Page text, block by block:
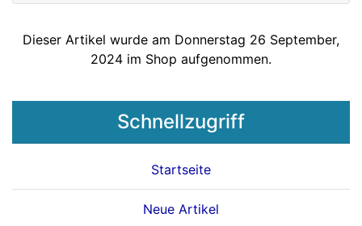
Dieser Artikel wurde am Donnerstag 26 September,
2024 im Shop aufgenommen.
Schnellzugriff
Startseite
Neue Artikel